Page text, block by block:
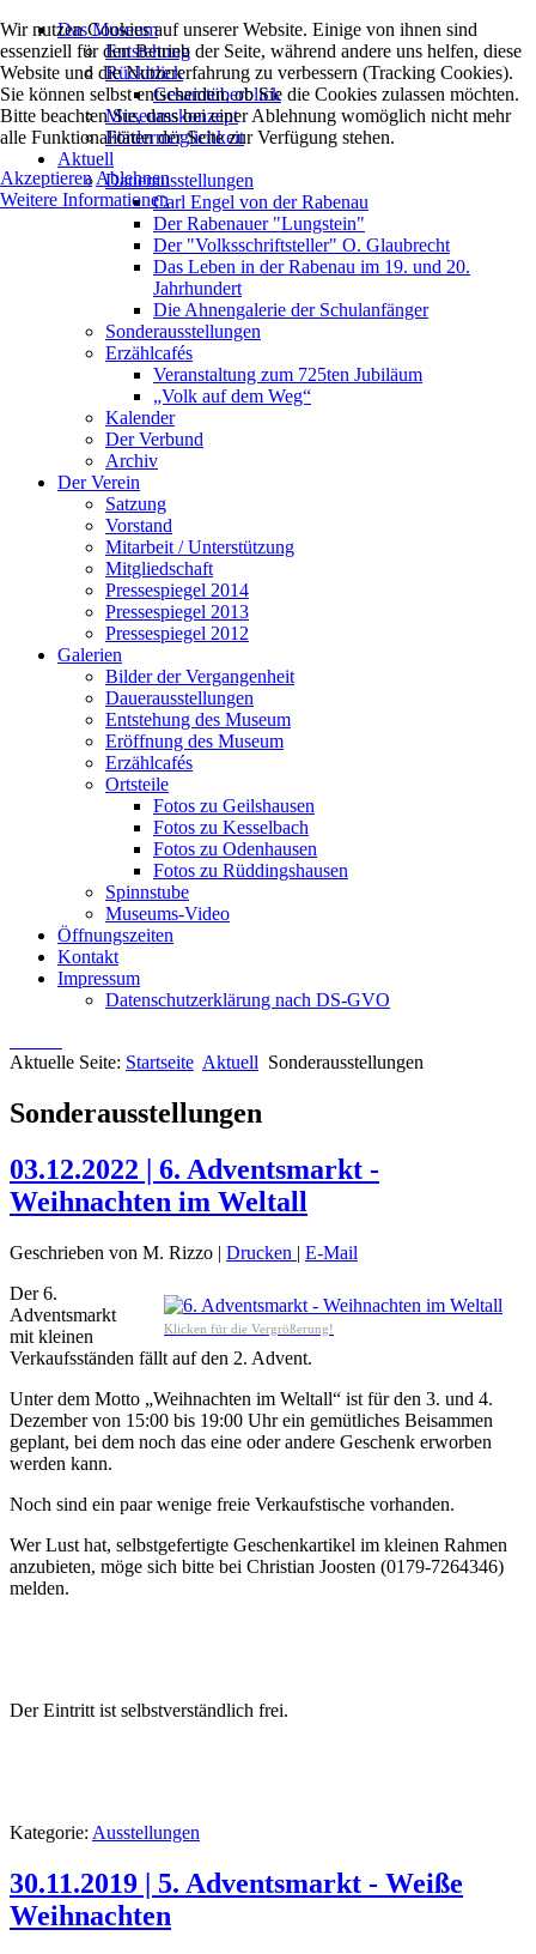
Das Museum
Entstehung
Rückblick
Gesamtüberblick
Museumskonzept
Fördermöglichkeit
Aktuell
Dauerausstellungen
Carl Engel von der Rabenau
Der Rabenauer "Lungstein"
Der "Volksschriftsteller" O. Glaubrecht
Das Leben in der Rabenau im 19. und 20.
Jahrhundert
Die Ahnengalerie der Schulanfänger
Sonderausstellungen
Erzählcafés
Veranstaltung zum 725ten Jubiläum
„Volk auf dem Weg“
Kalender
Der Verbund
Archiv
Der Verein
Satzung
Vorstand
Mitarbeit / Unterstützung
Mitgliedschaft
Pressespiegel 2014
Pressespiegel 2013
Pressespiegel 2012
Galerien
Bilder der Vergangenheit
Dauerausstellungen
Entstehung des Museum
Eröffnung des Museum
Erzählcafés
Ortsteile
Fotos zu Geilshausen
Fotos zu Kesselbach
Fotos zu Odenhausen
Fotos zu Rüddingshausen
Spinnstube
Museums-Video
Öffnungszeiten
Kontakt
Impressum
Datenschutzerklärung nach DS-GVO
Aktuelle Seite: Startseite Aktuell Sonderausstellungen
Sonderausstellungen
03.12.2022 | 6. Adventsmarkt -
Weihnachten im Weltall
Geschrieben von M. Rizzo | Drucken | E-Mail
Klicken für die Vergrößerung!
Der 6.
Adventsmarkt
mit kleinen
Verkaufsständen fällt auf den 2. Advent.
Unter dem Motto „Weihnachten im Weltall“ ist für den 3. und 4.
Dezember von 15:00 bis 19:00 Uhr ein gemütliches Beisammen
geplant, bei dem noch das eine oder andere Geschenk erworben
werden kann.
Noch sind ein paar wenige freie Verkaufstische vorhanden.
Wer Lust hat, selbstgefertigte Geschenkartikel im kleinen Rahmen
anzubieten, möge sich bitte bei Christian Joosten (0179-7264346)
melden.
Der Eintritt ist selbstverständlich frei.
Kategorie: Ausstellungen
30.11.2019 | 5. Adventsmarkt - Weiße
Weihnachten
Wir nutzen Cookies auf unserer Website. Einige von ihnen sind
essenziell für den Betrieb der Seite, während andere uns helfen, diese
Website und die Nutzererfahrung zu verbessern (Tracking Cookies).
Sie können selbst entscheiden, ob Sie die Cookies zulassen möchten.
Bitte beachten Sie, dass bei einer Ablehnung womöglich nicht mehr
alle Funktionalitäten der Seite zur Verfügung stehen.
Akzeptieren Ablehnen
Weitere Informationen